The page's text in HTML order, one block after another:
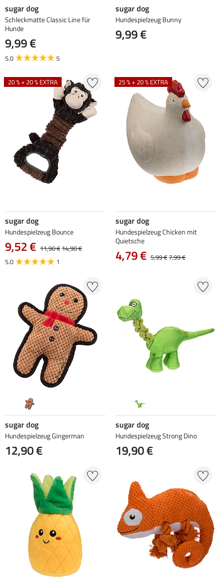
sugar dog
Schleckmatte Classic Line für
Hunde
9,99 €
5.0 5
sugar dog
Hundespielzeug Bunny
9,99 €
20 % + 20 % EXTRA
sugar dog
Hundespielzeug Bounce
9,52 € 11,90 €14,90 €
5.0
1
25 % + 20 % EXTRA
sugar dog
Hundespielzeug Chicken mit
Quietsche
4,79 € 5,99 €7,99 €
sugar dog
Hundespielzeug Gingerman
12,90 €
sugar dog
Hundespielzeug Strong Dino
19,90 €